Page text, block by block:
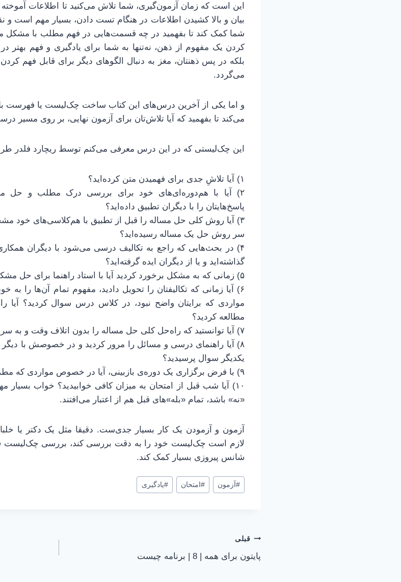
این است که زمان آزمون‌گیری، شما تلاش می‌کنید تا اطلاعات
بیان و بالا کشیدن اطلاعات در هنگام تست دادن، بسیار مهم است
شما کمک کند تا بفهمید در چه قسمت‌هایی در فهم مطلب با مشکل
کردن یک مفهوم از ذهن، نه‌تنها به شما برای یادگیری و فهم بهتر
بلکه در پس ذهنتان، مغز به دنبال الگوهای دیگر برای قابل فهم
می‌گردد.
و اما یکی از آخرین درس‌های این کتاب ساخت چک‌لیست یا فهرست
می‌کند تا بفهمید که آیا تلاش‌تان برای آزمون نهایی، بر روی مسیر
این چک‌لیستی که در این درس معرفی می‌کنم توسط ریچارد فلدر
۱) آیا تلاشِ جدی برای فهمیدن متن کرده‌اید؟
۲) آیا با هم‌دوره‌ای‌های خود برای بررسی درک مطلب و حل
پاسخ‌هایتان را با دیگران تطبیق داده‌اید؟
۳) آیا روش کلی حل مساله را قبل از تطبیق با هم‌کلاسی‌های خود
سر روش حل یک مساله رسیده‌اید؟
۴) در بحث‌هایی که راجع به تکالیف درسی می‌شود با دیگران همکاری
گذاشته‌اید و یا از دیگران ایده گرفته‌اید؟
۵) زمانی که به مشکل برخورد کردید آیا با استاد راهنما برای حل مشکل بحث و گفتگو داشته‌اید؟
۶) آیا زمانی که تکالیفتان را تحویل دادید، مفهوم تمام آن‌ها را
مواردی که برایتان واضح نبود، در کلاس درس سوال کردید؟ آیا
مطالعه کردید؟
۷) آیا توانستید که راه‌حل کلی حل مساله را بدون اتلاف وقت و به سرعت بیابید؟
۸) آیا راهنمای درسی و مسائل را مرور کردید و در خصوصش با
یکدیگر سوال پرسیدید؟
۹) با فرض برگزاری یک دوره‌ی بازبینی، آیا در خصوص مواردی که مطمئن نیستید از دیگران سوال کردید؟
۱۰) آیا شب قبل از امتحان به میزان کافی خوابیدید؟ خواب بسیار
«نه» باشد، تمام «بله‌»های قبل هم از اعتبار می‌افتند.
آزمون و آزمودن یک کار بسیار جدی‌ست. دقیقا مثل یک دکتر یا
لازم است چک‌لیست خود را به دقت بررسی کند، بررسی چک‌لیست
شانس پیروزی بسیار کمک کند.
# آزمون # امتحان #یادگیری
راهبری
نوشته
قبلی
پایتون برای همه | 8 | برنامه چیست